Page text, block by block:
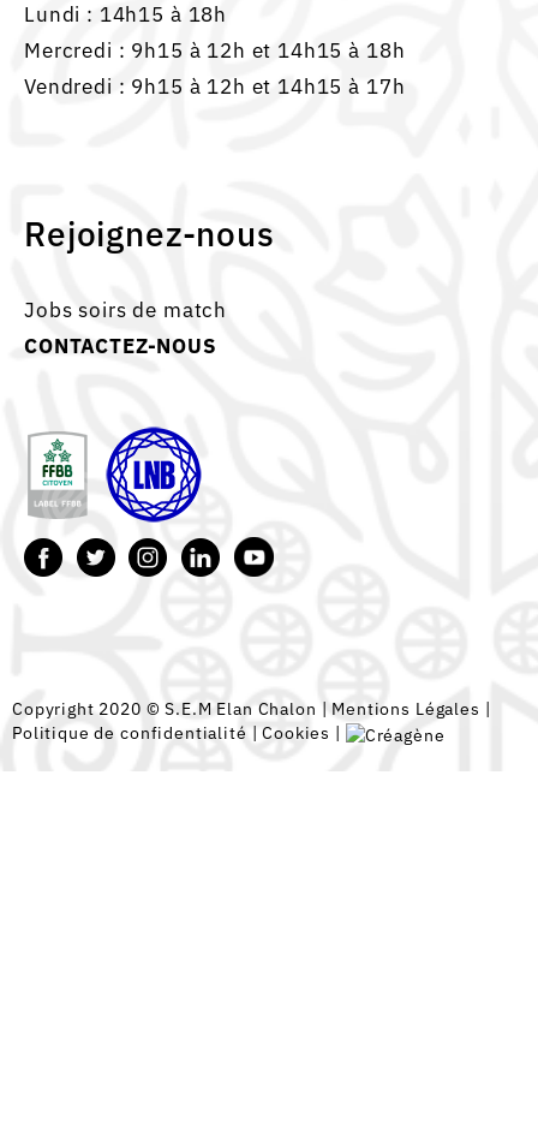
Lundi : 14h15 à 18h
Mercredi : 9h15 à 12h et 14h15 à 18h
Vendredi : 9h15 à 12h et 14h15 à 17h
Rejoignez-nous
Jobs soirs de match
CONTACTEZ-NOUS
Copyright 2020 © S.E.M Elan Chalon | Mentions Légales |
Politique de confidentialité |Cookies |